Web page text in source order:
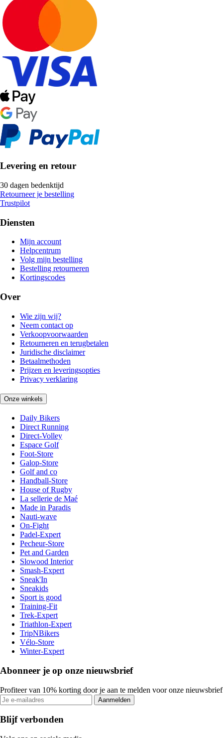
Levering en retour
30 dagen bedenktijd
Retourneer je bestelling
Trustpilot
Diensten
Mijn account
Helpcentrum
Volg mijn bestelling
Bestelling retourneren
Kortingscodes
Over
Wie zijn wij?
Neem contact op
Verkoopvoorwaarden
Retourneren en terugbetalen
Juridische disclaimer
Betaalmethoden
Prijzen en leveringsopties
Privacy verklaring
Onze winkels
Daily Bikers
Direct Running
Direct-Volley
Espace Golf
Foot-Store
Galop-Store
Golf and co
Handball-Store
House of Rugby
La sellerie de Maé
Made in Paradis
Nauti-wave
On-Fight
Padel-Expert
Pecheur-Store
Pet and Garden
Slowood Interior
Smash-Expert
Sneak'In
Sneakids
Sport is good
Training-Fit
Trek-Expert
Triathlon-Expert
TripNBikers
Vélo-Store
Winter-Expert
Abonneer je op onze nieuwsbrief
Profiteer van 10% korting door je aan te melden voor onze nieuwsbrief
Aanmelden
Blijf verbonden